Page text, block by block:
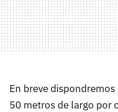
En breve dispondremos
50 metros de largo por